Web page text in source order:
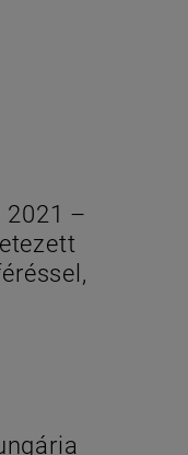
2021 –